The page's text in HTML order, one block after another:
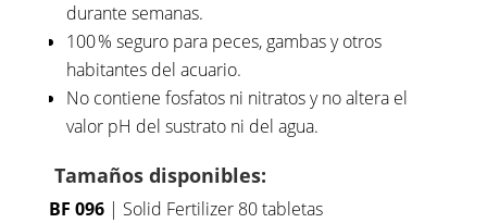
durante semanas.
100 % seguro para peces, gambas y otros
habitantes del acuario.
No contiene fosfatos ni nitratos y no altera el
valor pH del sustrato ni del agua.
Tamaños disponibles:
BF 096 | Solid Fertilizer 80 tabletas